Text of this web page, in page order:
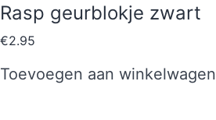
Rasp geurblokje zwart
€2.95
Toevoegen aan winkelwagen